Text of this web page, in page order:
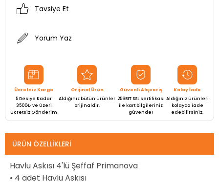
Tavsiye Et
Yorum Yaz
Ücretsiz Kargo
5 Desiye Kadar
3500₺ ve Üzeri
Ücretsiz Gönderim
Orijinal Ürün
Aldığınız bütün ürünler
orijinaldir.
Güvenli Alışveriş
256BIT SSL sertifikası
ile kart bilgileriniz
güvende!
Kolay İade
Aldığınız ürünleri
kolayca iade
edebilirsiniz.
ÜRÜN ÖZELLIKLERI
Havlu Askısı 4'lü Şeffaf Primanova
• 4 adet Havlu Askısı